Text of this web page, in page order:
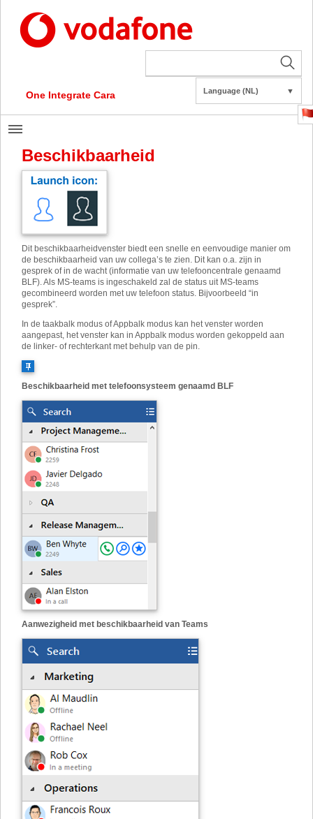
One Integrate Cara Language (NL) ▼
Beschikbaarheid
Dit beschikbaarheidvenster biedt een snelle en eenvoudige manier om
de beschikbaarheid van uw collega’s te zien. Dit kan o.a. zijn in
gesprek of in de wacht (informatie van uw telefooncentrale genaamd
BLF). Als MS-teams is ingeschakeld zal de status uit MS-teams
gecombineerd worden met uw telefoon status. Bijvoorbeeld “in
gesprek”.
In de taakbalk modus of Appbalk modus kan het venster worden
aangepast, het venster kan in Appbalk modus worden gekoppeld aan
de linker- of rechterkant met behulp van de pin.
Beschikbaarheid met telefoonsysteem genaamd BLF
Aanwezigheid met beschikbaarheid van Teams